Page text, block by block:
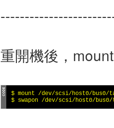
重開機後，
$ mount /dev/scsi/host0/
$ swapon /dev/scsi/host0/